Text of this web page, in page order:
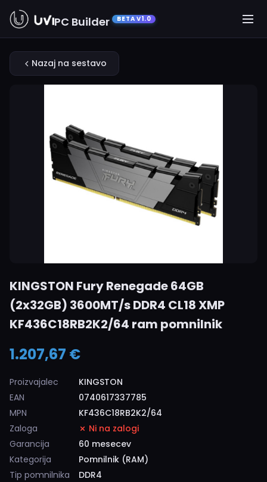
PC Builder BETA V1.0
Nazaj na sestavo
KINGSTON Fury Renegade 64GB
(2x32GB) 3600MT/s DDR4 CL18 XMP
KF436C18RB2K2/64 ram pomnilnik
1.207,67 €
Proizvajalec
KINGSTON
EAN
0740617337785
MPN
KF436C18RB2K2/64
Zaloga
Ni na zalogi
Garancija
60 mesecev
Kategorija
Pomnilnik (RAM)
Tip pomnilnika
DDR4